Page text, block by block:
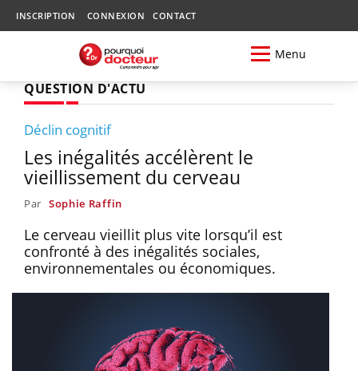
INSCRIPTION CONNEXION CONTACT
Menu
QUESTION D'ACTU
Déclin cognitif
Les inégalités accélèrent le
vieillissement du cerveau
Par Sophie Raffin
Le cerveau vieillit plus vite lorsqu’il est
confronté à des inégalités sociales,
environnementales ou économiques.